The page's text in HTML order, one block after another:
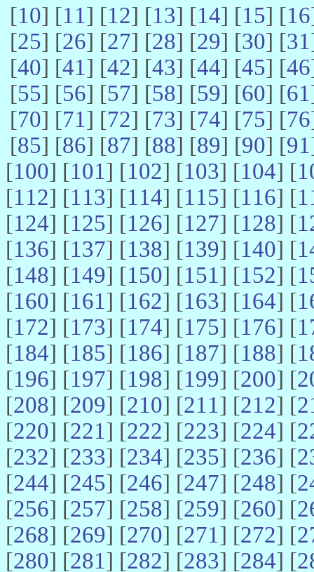
[10] [11] [12] [13] [14] [15] [16
[25] [26] [27] [28] [29] [30] [31
[40] [41] [42] [43] [44] [45] [46
[55] [56] [57] [58] [59] [60] [61
[70] [71] [72] [73] [74] [75] [76
[85] [86] [87] [88] [89] [90] [91
[100] [101] [102] [103] [104] [
[112] [113] [114] [115] [116] [
[124] [125] [126] [127] [128] [
[136] [137] [138] [139] [140] [
[148] [149] [150] [151] [152] [
[160] [161] [162] [163] [164] [
[172] [173] [174] [175] [176] [
[184] [185] [186] [187] [188] [
[196] [197] [198] [199] [200] [
[208] [209] [210] [211] [212] [
[220] [221] [222] [223] [224] [
[232] [233] [234] [235] [236] [
[244] [245] [246] [247] [248] [
[256] [257] [258] [259] [260] [
[268] [269] [270] [271] [272] [
[280] [281] [282] [283] [284] [